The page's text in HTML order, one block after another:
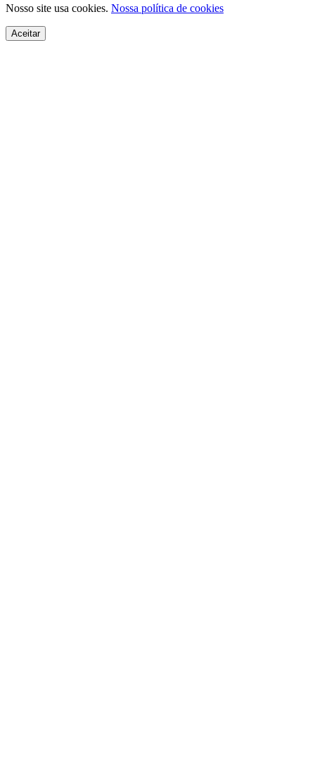
Nosso site usa cookies. Nossa política de cookies
Aceitar